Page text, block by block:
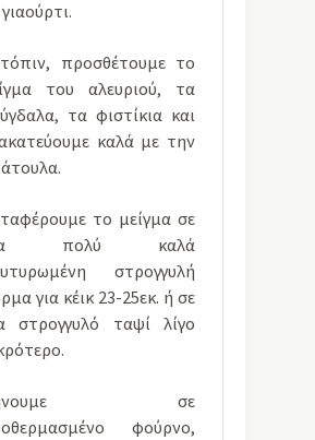
προσθέτουμε το
του αλευριού, τα
τα φιστίκια και
καλά με την
το μείγμα σε
πολύ καλά
στρογγυλή
για κέικ 23-25εκ. ή σε
στρογγυλό ταψί λίγο
σε
φούρνο,